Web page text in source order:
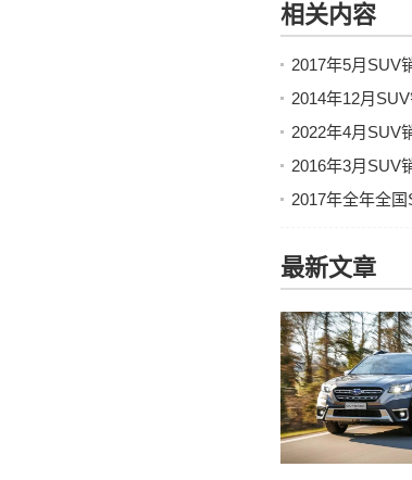
相关内容
2017年5月SUV
2014年12月
2022年4月SUV
2016年3月SUV
2017年全年全
最新文章